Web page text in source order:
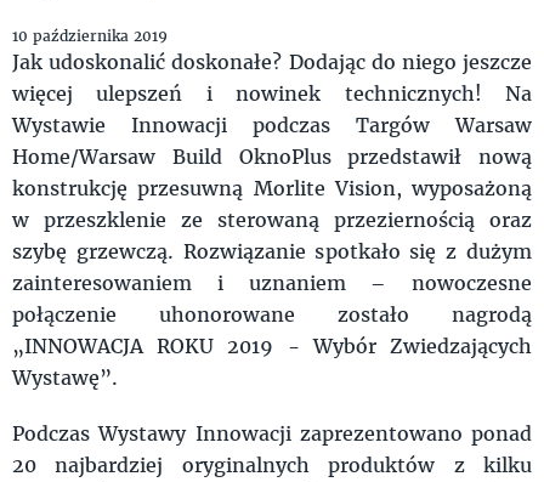
10 października 2019
Jak udoskonalić doskonałe? Dodając do niego jeszcze
więcej ulepszeń i nowinek technicznych! Na
Wystawie Innowacji podczas Targów Warsaw
Home/Warsaw Build OknoPlus przedstawił nową
konstrukcję przesuwną Morlite Vision, wyposażoną
w przeszklenie ze sterowaną przeziernością oraz
szybę grzewczą. Rozwiązanie spotkało się z dużym
zainteresowaniem i uznaniem – nowoczesne
połączenie uhonorowane zostało nagrodą
„INNOWACJA ROKU 2019 - Wybór Zwiedzających
Wystawę”.
Podczas Wystawy Innowacji zaprezentowano ponad
20 najbardziej oryginalnych produktów z kilku